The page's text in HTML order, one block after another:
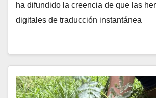
ha difundido la creencia de que las
digitales de traducción instantánea